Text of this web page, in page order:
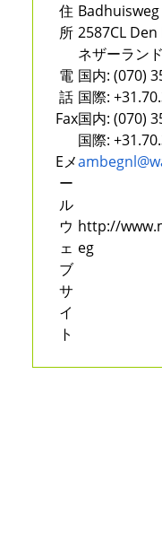
住
所 2587CL Den
ネザーランド
電
話
国内: (070)
国際:
Fax国内: (070)
国際:
Eメ
ー
ル
ウ
ェ
ブ
サ
イ
ト
http://
eg